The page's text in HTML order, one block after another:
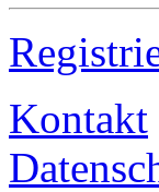
Kontakt